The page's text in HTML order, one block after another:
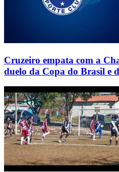
Cruzeiro empata com a
duelo da Copa do Brasil e